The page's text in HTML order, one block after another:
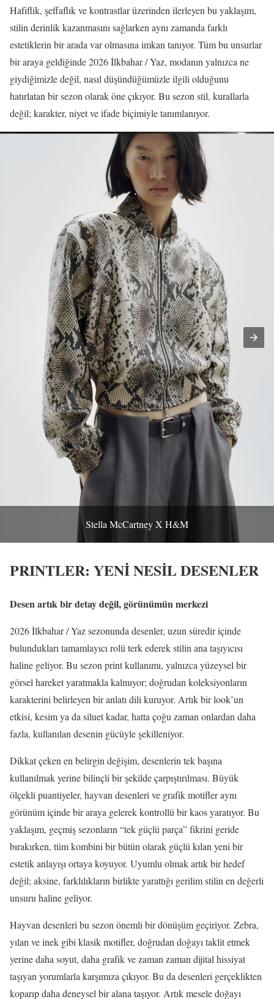
Hafiflik, şeffaflık ve kontrastlar üzerinden ilerleyen bu yaklaşım,
stilin derinlik kazanmasını sağlarken aynı zamanda farklı
estetiklerin bir arada var olmasına imkan tanıyor. Tüm bu unsurlar
bir araya geldiğinde 2026 İlkbahar / Yaz, modanın yalnızca ne
giydiğimizle değil, nasıl düşündüğümüzle ilgili olduğunu
hatırlatan bir sezon olarak öne çıkıyor. Bu sezon stil, kurallarla
değil; karakter, niyet ve ifade biçimiyle tanımlanıyor.
Stella McCartney X H&M
PRINTLER: YENİ NESİL DESENLER
Desen artık bir detay değil, görünümün merkezi
2026 İlkbahar / Yaz sezonunda desenler, uzun süredir içinde
bulundukları tamamlayıcı rolü terk ederek stilin ana taşıyıcısı
haline geliyor. Bu sezon print kullanımı, yalnızca yüzeysel bir
görsel hareket yaratmakla kalmıyor; doğrudan koleksiyonların
karakterini belirleyen bir anlatı dili kuruyor. Artık bir look’un
etkisi, kesim ya da siluet kadar, hatta çoğu zaman onlardan daha
fazla, kullanılan desenin gücüyle şekilleniyor.
Dikkat çeken en belirgin değişim, desenlerin tek başına
kullanılmak yerine bilinçli bir şekilde çarpıştırılması. Büyük
ölçekli puantiyeler, hayvan desenleri ve grafik motifler aynı
görünüm içinde bir araya gelerek kontrollü bir kaos yaratıyor. Bu
yaklaşım, geçmiş sezonların “tek güçlü parça” fikrini geride
bırakırken, tüm kombini bir bütün olarak güçlü kılan yeni bir
estetik anlayışı ortaya koyuyor. Uyumlu olmak artık bir hedef
değil; aksine, farklılıkların birlikte yarattığı gerilim stilin en değerli
unsuru haline geliyor.
Hayvan desenleri bu sezon önemli bir dönüşüm geçiriyor. Zebra,
yılan ve inek gibi klasik motifler, doğrudan doğayı taklit etmek
yerine daha soyut, daha grafik ve zaman zaman dijital hissiyat
taşıyan yorumlarla karşımıza çıkıyor. Bu da desenleri gerçeklikten
koparıp daha deneysel bir alana taşıyor. Artık mesele doğayı